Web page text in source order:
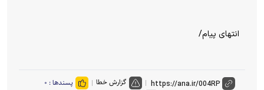
انتهای پیام/
گزارش خطا پسندها : ۰